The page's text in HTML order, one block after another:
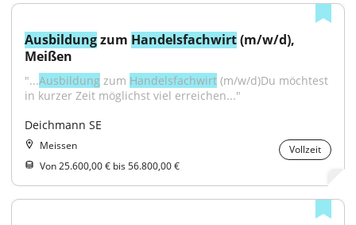
Ausbildung zum Handelsfachwirt (m/w/d),
Meißen
"...Ausbildung zum Handelsfachwirt (m/w/d)Du möchtest
in kurzer Zeit möglichst viel erreichen..."
Deichmann SE
Meissen
Vollzeit
Von 25.600,00 € bis 56.800,00 €